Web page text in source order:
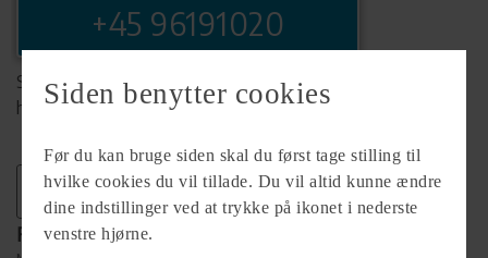
+45 96191020
Se komplet info på forhandlerens
hjemmeside
Forhandler
Siden benytter cookies
Før du kan bruge siden skal du først tage stilling til
hvilke cookies du vil tillade. Du vil altid kunne ændre
dine indstillinger ved at trykke på ikonet i nederste
venstre hjørne.